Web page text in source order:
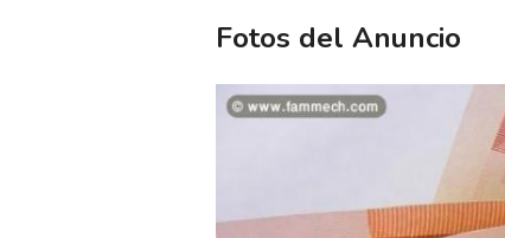
Fotos del Anuncio